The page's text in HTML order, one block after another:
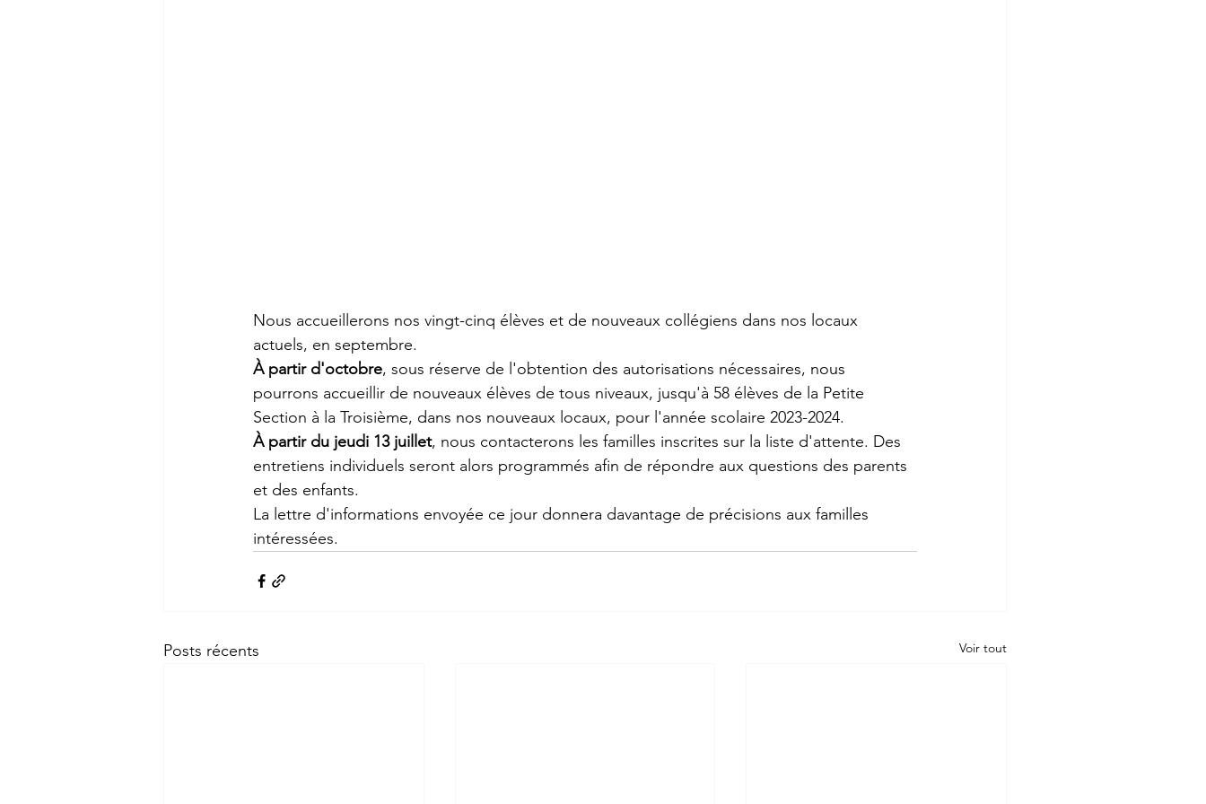
Nous accueillerons nos vingt-cinq élèves et de nouveaux collégiens dans nos locaux
actuels, en septembre.
À partir d'octobre, sous réserve de l'obtention des autorisations nécessaires, nous
pourrons accueillir de nouveaux élèves de tous niveaux, jusqu'à 58 élèves de la Petite
Section à la Troisième, dans nos nouveaux locaux, pour l'année scolaire 2023-2024.
À partir du jeudi 13 juillet, nous contacterons les familles inscrites sur la liste d'attente. Des
entretiens individuels seront alors programmés afin de répondre aux questions des parents
et des enfants.
La lettre d'informations envoyée ce jour donnera davantage de précisions aux familles
intéressées.
Posts récents Voir tout